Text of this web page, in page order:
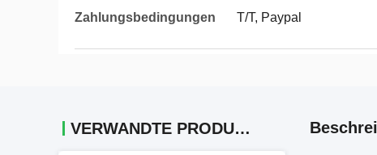
Zahlungsbedingungen T/T, Paypal
VERWANDTE PRODUKTE